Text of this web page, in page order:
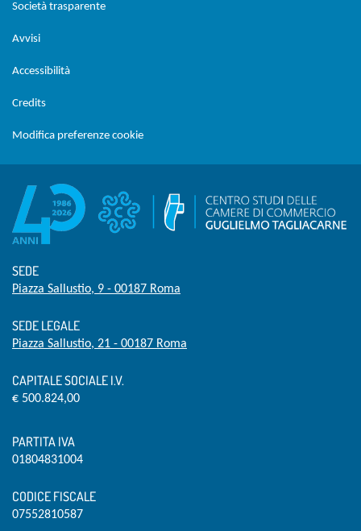
Società trasparente
Avvisi
Accessibilità
Credits
Modifica preferenze cookie
SEDE
Piazza Sallustio, 9 - 00187 Roma
SEDE LEGALE
Piazza Sallustio, 21 - 00187 Roma
CAPITALE SOCIALE I.V.
€ 500.824,00
PARTITA IVA
01804831004
CODICE FISCALE
07552810587